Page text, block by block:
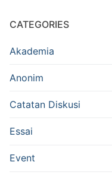
CATEGORIES
Akademia
Anonim
Catatan Diskusi
Essai
Event